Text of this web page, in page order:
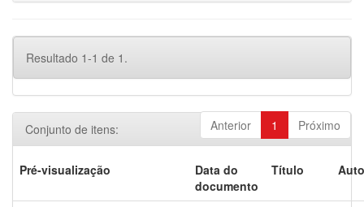
Resultado 1-1 de 1.
Anterior 1 Próximo
Conjunto de itens:
Pré-visualização
Data do
documento
Título